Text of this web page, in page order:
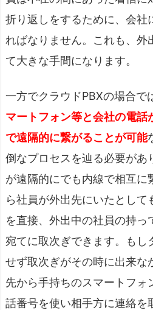
折り返しをするために、会社
ればなりません。これも、外
て大きな手間になります。
一方でクラウドPBXの場合で
マートフォン等と会社の電話
で遠隔的に繋がることが可能
倒なプロセスを辿る必要があ
が遠隔的にでも内線で相互に
ら社員が外出先にいたとして
を直接、外出中の社員の持っ
宛てに取次ぎできます。もし
せず取次ぎがその時に出来な
先から手持ちのスマートフォ
話番号を使い相手方に連絡を